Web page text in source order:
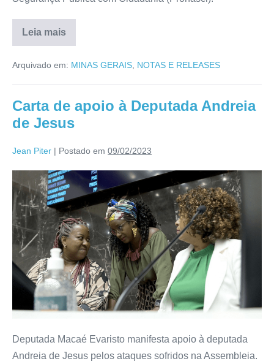
Leia mais
Arquivado em: MINAS GERAIS NOTAS E RELEASES
Carta de apoio à Deputada Andreia
de Jesus
Jean Piter | Postado em 09/02/2023
Deputada Macaé Evaristo manifesta apoio à deputada
Andreia de Jesus pelos ataques sofridos na Assembleia.